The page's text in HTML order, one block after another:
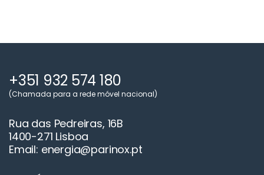
+351 932 574 180
(Chamada para a rede móvel nacional)
Rua das Pedreiras, 16B
1400-271 Lisboa
Email: energia@parinox.pt